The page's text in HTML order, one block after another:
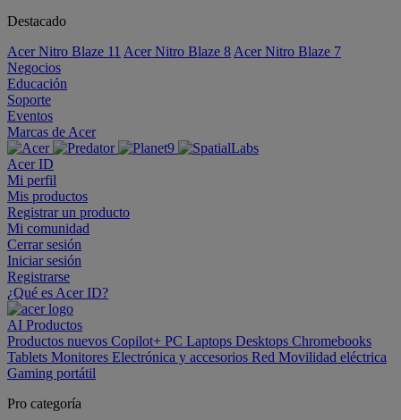
Destacado
Acer Nitro Blaze 11 Acer Nitro Blaze 8 Acer Nitro Blaze 7
Negocios
Educación
Soporte
Eventos
Marcas de Acer
Acer ID
Mi perfil
Mis productos
Registrar un producto
Mi comunidad
Cerrar sesión
Iniciar sesión
Registrarse
¿Qué es Acer ID?
AI Productos
Productos nuevos Copilot+ PC Laptops Desktops Chromebooks
Tablets Monitores Electrónica y accesorios Red Movilidad eléctrica
Gaming portátil
Pro categoría